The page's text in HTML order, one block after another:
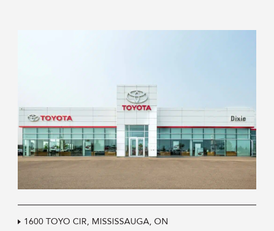
1600 TOYO CIR, MISSISSAUGA, ON